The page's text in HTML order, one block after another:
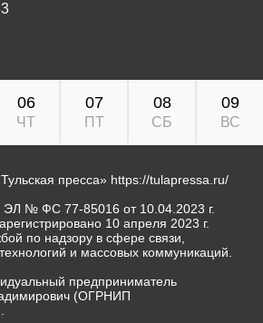
06
ЧТ
07
ПТ
08
СБ
09
ВС
пресса» https://tulapressa.ru/
ЭЛ № ФС 77-85016 от 10.04.2023 г.
10 апреля 2023 г.
по надзору в сфере связи,
и массовых коммуникаций.
предприниматель
(ОГРНИП